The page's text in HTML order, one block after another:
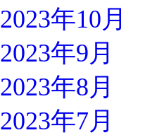
2023年10月
2023年9月
2023年8月
2023年7月